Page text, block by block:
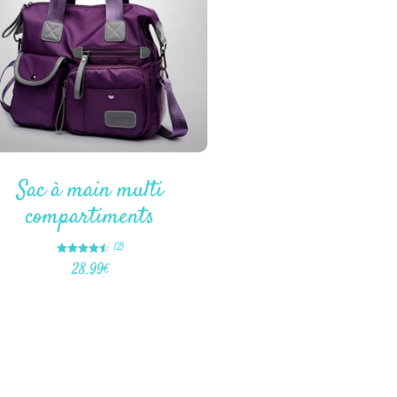
Sac à main multi
compartiments
Note
4.50
(2)
28.99€